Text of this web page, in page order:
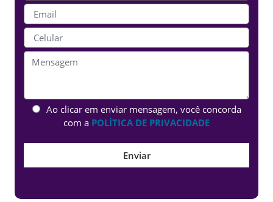
Ao clicar em enviar mensagem, você concorda
com a POLÍTICA DE PRIVACIDADE